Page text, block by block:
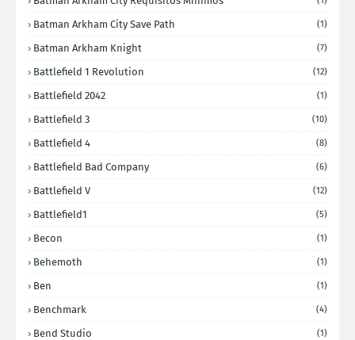
Batman Arkham City Save Path (1)
Batman Arkham Knight (7)
Battlefield 1 Revolution (12)
Battlefield 2042 (1)
Battlefield 3 (10)
Battlefield 4 (8)
Battlefield Bad Company (6)
Battlefield V (12)
Battlefield1 (5)
Becon (1)
Behemoth (1)
Ben (1)
Benchmark (4)
Bend Studio (1)